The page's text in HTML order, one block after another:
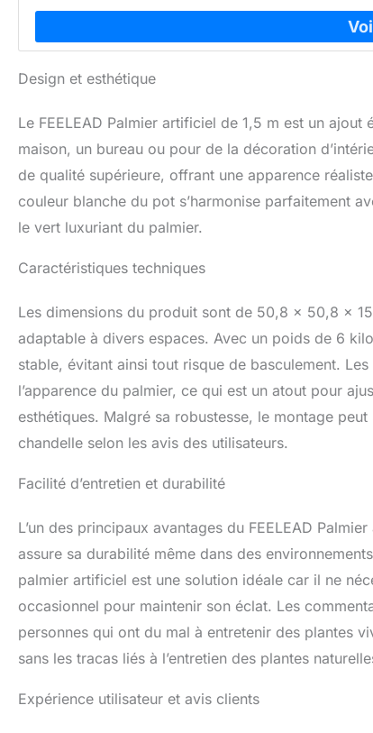
Design et esthétique
Le FEELEAD Palmier artificiel de 1,5 m est un
maison, un bureau ou pour de la décoration
de qualité supérieure, offrant une apparence
couleur blanche du pot s’harmonise parfaitement
le vert luxuriant du palmier.
Caractéristiques techniques
Les dimensions du produit sont de 50,8 x 50,8 x
adaptable à divers espaces. Avec un poids de 6
stable, évitant ainsi tout risque de basculement.
l’apparence du palmier, ce qui est un atout pour
esthétiques. Malgré sa robustesse, le montage
chandelle selon les avis des utilisateurs.
Facilité d’entretien et durabilité
L’un des principaux avantages du FEELEAD
assure sa durabilité même dans des
palmier artificiel est une solution idéale car il ne
occasionnel pour maintenir son éclat. Les
personnes qui ont du mal à entretenir des plantes
sans les tracas liés à l’entretien des plantes
Expérience utilisateur et avis clients